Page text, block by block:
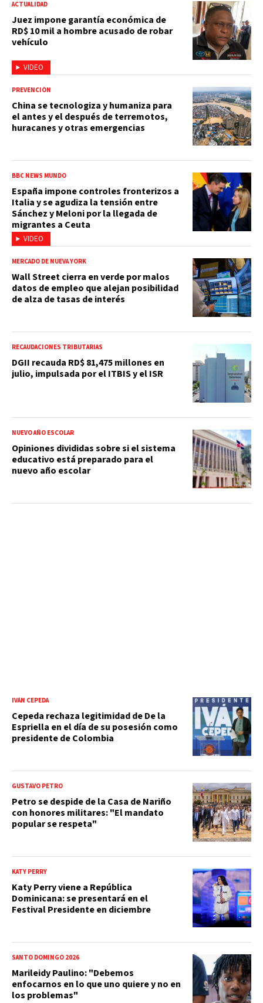
VIDEO
ACTUALIDAD
Juez impone garantía económica de
RD$ 10 mil a hombre acusado de robar
vehículo
PREVENCIÓN
China se tecnologiza y humaniza para
el antes y el después de terremotos,
huracanes y otras emergencias
VIDEO
BBC NEWS MUNDO
España impone controles fronterizos a
Italia y se agudiza la tensión entre
Sánchez y Meloni por la llegada de
migrantes a Ceuta
MERCADO DE NUEVA YORK
Wall Street cierra en verde por malos
datos de empleo que alejan posibilidad
de alza de tasas de interés
RECAUDACIONES TRIBUTARIAS
DGII recauda RD$ 81,475 millones en
julio, impulsada por el ITBIS y el ISR
NUEVO AÑO ESCOLAR
Opiniones divididas sobre si el sistema
educativo está preparado para el
nuevo año escolar
IVÁN CEPEDA
Cepeda rechaza legitimidad de De la
Espriella en el día de su posesión como
presidente de Colombia
GUSTAVO PETRO
Petro se despide de la Casa de Nariño
con honores militares: "El mandato
popular se respeta"
KATY PERRY
Katy Perry viene a República
Dominicana: se presentará en el
Festival Presidente en diciembre
SANTO DOMINGO 2026
Marileidy Paulino: "Debemos
enfocarnos en lo que uno quiere y no en
los problemas"